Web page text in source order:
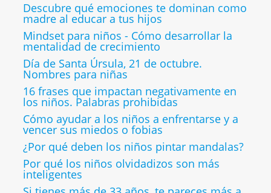
Descubre qué emociones te dominan como
madre al educar a tus hijos
Mindset para niños - Cómo desarrollar la
mentalidad de crecimiento
Día de Santa Úrsula, 21 de octubre.
Nombres para niñas
16 frases que impactan negativamente en
los niños. Palabras prohibidas
Cómo ayudar a los niños a enfrentarse y a
vencer sus miedos o fobias
¿Por qué deben los niños pintar mandalas?
Por qué los niños olvidadizos son más
inteligentes